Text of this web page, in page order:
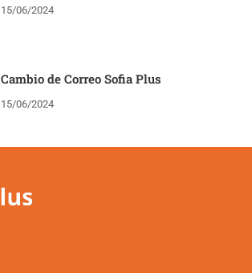
15/06/2024
Cambio de Correo Sofia Plus
15/06/2024